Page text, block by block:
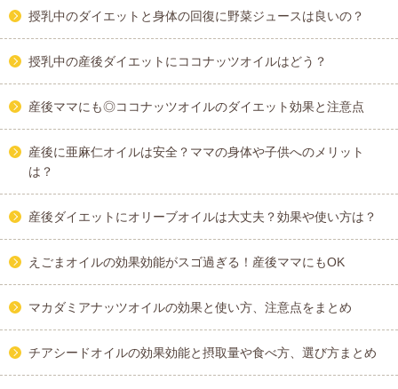
授乳中のダイエットと身体の回復に野菜ジュースは良いの？
授乳中の産後ダイエットにココナッツオイルはどう？
産後ママにも◎ココナッツオイルのダイエット効果と注意点
産後に亜麻仁オイルは安全？ママの身体や子供へのメリット
は？
産後ダイエットにオリーブオイルは大丈夫？効果や使い方は？
えごまオイルの効果効能がスゴ過ぎる！産後ママにもOK
マカダミアナッツオイルの効果と使い方、注意点をまとめ
チアシードオイルの効果効能と摂取量や食べ方、選び方まとめ